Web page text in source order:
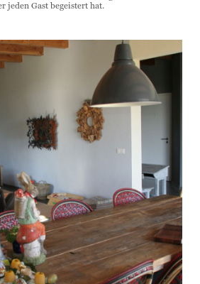
jeden Gast begeistert hat.